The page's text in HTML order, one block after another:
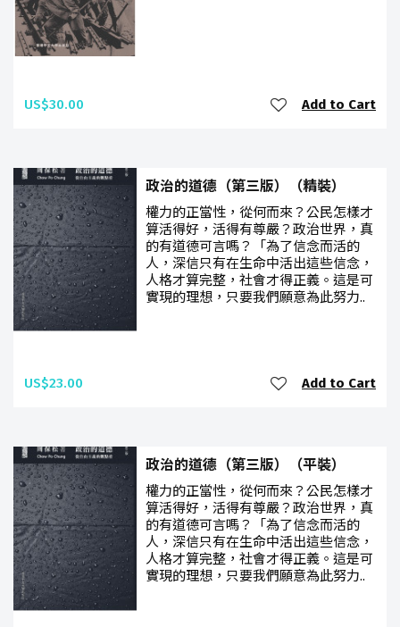
US$30.00 Add to Cart
政治的道德（第三版）（精裝）
權力的正當性，從何而來？公民怎樣才
算活得好，活得有尊嚴？政治世界，真
的有道德可言嗎？「為了信念而活的
人，深信只有在生命中活出這些信念，
人格才算完整，社會才得正義。這是可
實現的理想，只要我們願意為此努力..
US$23.00 Add to Cart
政治的道德（第三版）（平裝）
權力的正當性，從何而來？公民怎樣才
算活得好，活得有尊嚴？政治世界，真
的有道德可言嗎？「為了信念而活的
人，深信只有在生命中活出這些信念，
人格才算完整，社會才得正義。這是可
實現的理想，只要我們願意為此努力..